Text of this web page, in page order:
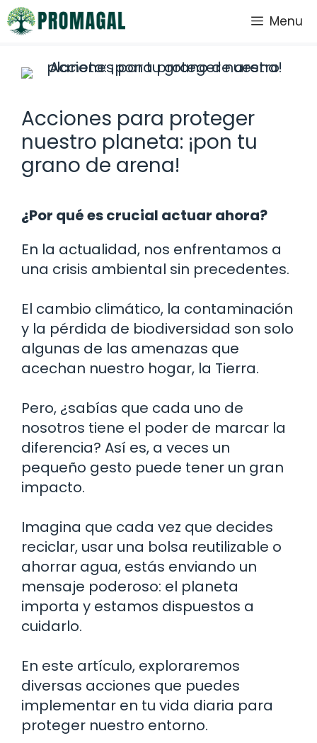
Saltar
al
Menu
Acciones para proteger
nuestro planeta: ¡pon tu
grano de arena!
¿Por qué es crucial actuar ahora?
En la actualidad, nos enfrentamos a
una crisis ambiental sin precedentes.
El cambio climático, la contaminación
y la pérdida de biodiversidad son solo
algunas de las amenazas que
acechan nuestro hogar, la Tierra.
Pero, ¿sabías que cada uno de
nosotros tiene el poder de marcar la
diferencia? Así es, a veces un
pequeño gesto puede tener un gran
impacto.
Imagina que cada vez que decides
reciclar, usar una bolsa reutilizable o
ahorrar agua, estás enviando un
mensaje poderoso: el planeta
importa y estamos dispuestos a
cuidarlo.
En este artículo, exploraremos
diversas acciones que puedes
implementar en tu vida diaria para
proteger nuestro entorno.